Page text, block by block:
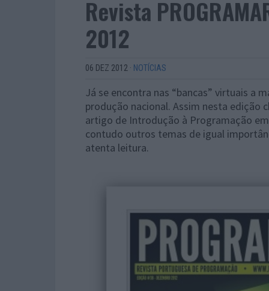
Revista
2012
06 DEZ 2012 · NOTÍCIAS
Já se encontra nas “bancas” virtuais a
produção nacional. Assim nesta edição
artigo de Introdução à Programação
contudo outros temas de igual
atenta leitura.